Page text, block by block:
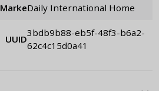
Marke Daily International Home
UUID
3bdb9b88-eb5f-48f3-b6a2-
62c4c15d0a41